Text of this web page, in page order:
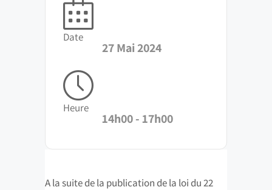
Date
27 Mai 2024
Heure
14h00 - 17h00
A la suite de la publication de la loi du 22